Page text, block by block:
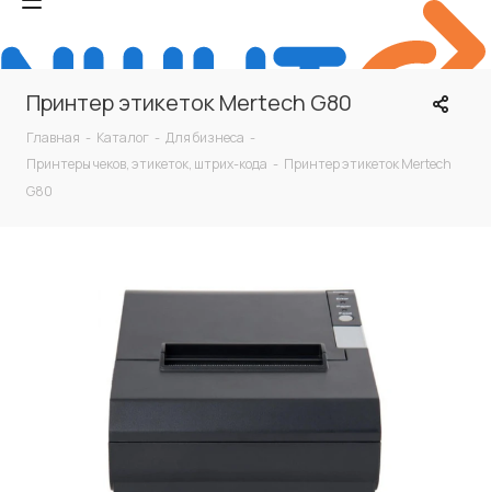
Принтер этикеток Mertech G80
Главная - Каталог - Для бизнеса -
Принтеры чеков, этикеток, штрих-кода - Принтер этикеток Mertech
G80